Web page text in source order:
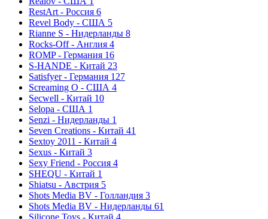
RestArt - Россия 6
Revel Body - США 5
Rianne S - Нидерланды 8
Rocks-Off - Англия 4
ROMP - Германия 16
S-HANDE - Китай 23
Satisfyer - Германия 127
Screaming O - США 4
Secwell - Китай 10
Selopa - США 1
Senzi - Нидерланды 1
Seven Creations - Китай 41
Sextoy 2011 - Китай 4
Sexus - Китай 3
Sexy Friend - Россия 4
SHEQU - Китай 1
Shiatsu - Австрия 5
Shots Media BV - Голландия 3
Shots Media BV - Нидерланды 61
Silicone Toys - Китай 4